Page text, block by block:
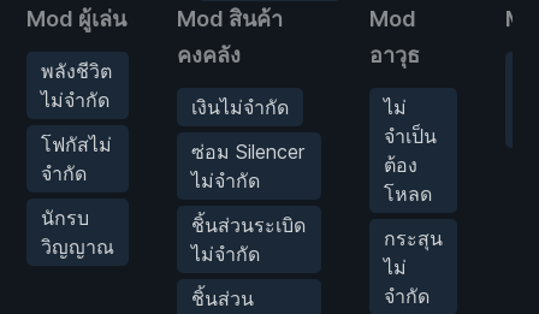
Mod ผู้เล่น
พลังชีวิต
ไม่จำกัด
โฟกัสไม่
จำกัด
นักรบ
วิญญาณ
Mod สินค้า
คงคลัง
เงินไม่จำกัด
ซ่อม Silencer
ไม่จำกัด
ชิ้นส่วนระเบิด
ไม่จำกัด
ชิ้นส่วน
Mod
อาวุธ
ไม่
จำเป็น
ต้อง
โหลด
กระสุน
ไม่
จำกัด